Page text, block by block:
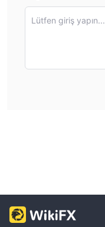
Lütfen giriş yapın...